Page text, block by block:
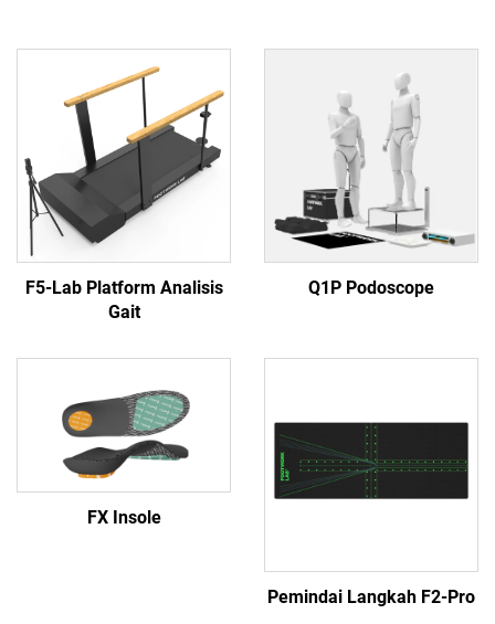
F5-Lab Platform Analisis
Gait
Q1P Podoscope
FX Insole
Pemindai Langkah F2-Pro